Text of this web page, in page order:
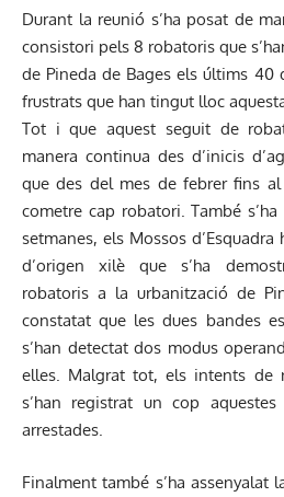
Durant la reunió s’ha posat de
consistori pels 8 robatoris que
de Pineda de Bages els últims 40
frustrats que han tingut lloc
Tot i que aquest seguit de
manera continua des d’inicis
que des del mes de febrer fins
cometre cap robatori. També
setmanes, els Mossos
d’origen xilè que s’ha
robatoris a la urbanització de
constatat que les dues bandes
s’han detectat dos modus
elles. Malgrat tot, els intents de
s’han registrat un cop
arrestades.
Finalment també s’ha assenyalat